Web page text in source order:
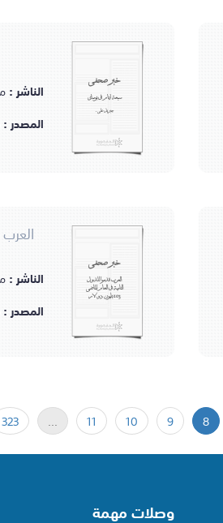
خبر صحفي
سبعة أيام في بومباي
جبريل علي.
الناشر :
المصدر :
خبر صحفي
العرب قدموا للدول
النامية في العام الماضي
103 بليون دولار
الناشر :
المصدر :
8
9
10
11
...
323
وصلات مهمة